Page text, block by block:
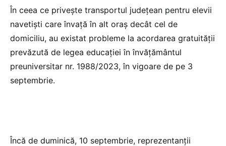
În ceea ce privește transportul județean pentru elevii
navetiști care învață în alt oraș decât cel de
domiciliu, au existat probleme la acordarea gratuității
prevăzută de legea educației în învățământul
preuniversitar nr. 1988/2023, în vigoare de pe 3
septembrie.
Încă de duminică, 10 septembrie, reprezentanţii